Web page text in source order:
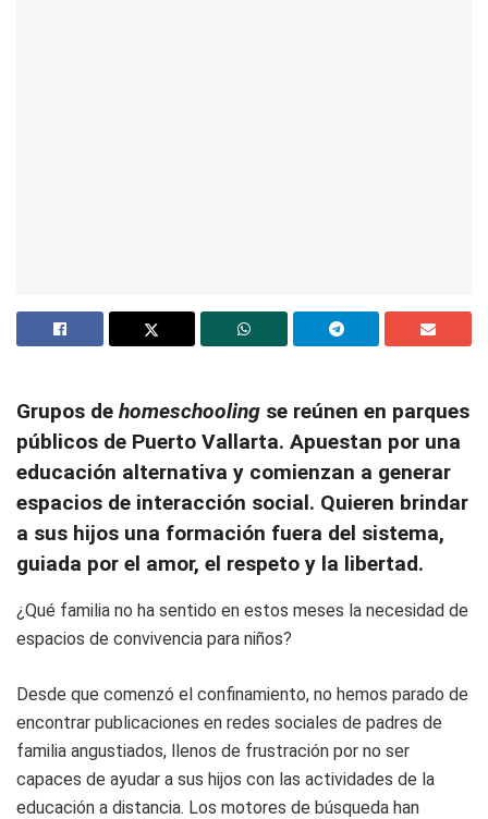
Grupos de homeschooling se reúnen en parques
públicos de Puerto Vallarta. Apuestan por una
educación alternativa y comienzan a generar
espacios de interacción social. Quieren brindar
a sus hijos una formación fuera del sistema,
guiada por el amor, el respeto y la libertad.
¿Qué familia no ha sentido en estos meses la necesidad de
espacios de convivencia para niños?
Desde que comenzó el confinamiento, no hemos parado de
encontrar publicaciones en redes sociales de padres de
familia angustiados, llenos de frustración por no ser
capaces de ayudar a sus hijos con las actividades de la
educación a distancia. Los motores de búsqueda han